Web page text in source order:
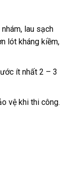
lau sạch
lót kháng kiềm,
ít nhất 2 – 3
vệ khi thi công.